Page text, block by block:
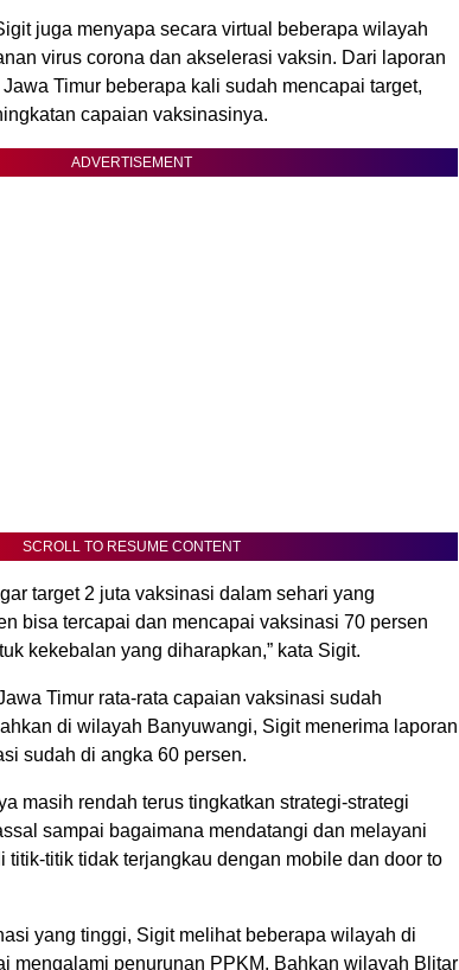
juga menyapa secara virtual beberapa wilayah
virus corona dan akselerasi vaksin. Dari laporan
Timur beberapa kali sudah mencapai target,
capaian vaksinasinya.
ADVERTISEMENT
SCROLL TO RESUME CONTENT
target 2 juta vaksinasi dalam sehari yang
bisa tercapai dan mencapai vaksinasi 70 persen
kekebalan yang diharapkan,” kata Sigit.
Timur rata-rata capaian vaksinasi sudah
di wilayah Banyuwangi, Sigit menerima laporan
sudah di angka 60 persen.
masih rendah terus tingkatkan strategi-strategi
sampai bagaimana mendatangi dan melayani
titik-titik tidak terjangkau dengan mobile dan door to
yang tinggi, Sigit melihat beberapa wilayah di
mengalami penurunan PPKM. Bahkan wilayah Blitar